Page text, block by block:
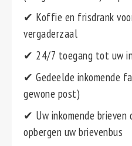
✔ Koffie en frisdrank
vergaderzaal
✔ 24/7 toegang tot uw
✔ Gedeelde inkomende
gewone post)
✔ Uw inkomende brieven
opbergen uw brievenbus